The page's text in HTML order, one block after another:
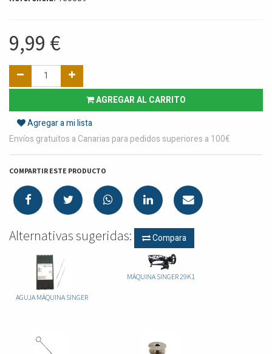
9,99 €
AGREGAR AL CARRITO
Agregar a mi lista
Envíos gratuitos a Canarias para pedidos superiores a 100€
COMPARTIR ESTE PRODUCTO
Alternativas sugeridas: Compara
AGUJA MÁQUINA SINGER
MÁQUINA SINGER 29K1